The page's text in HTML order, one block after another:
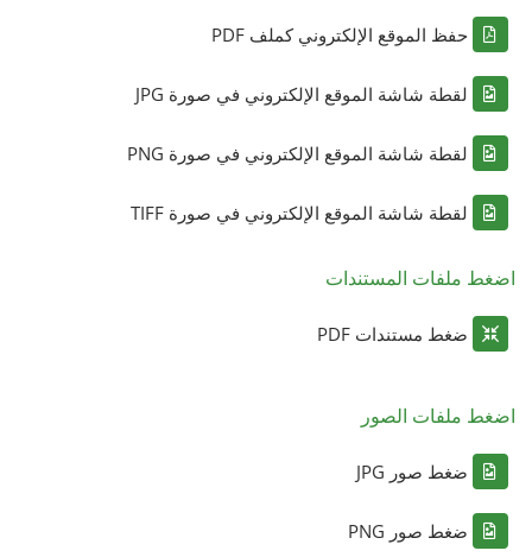
حفظ الموقع الإلكتروني كملف PDF
لقطة شاشة الموقع الإلكتروني في صورة JPG
لقطة شاشة الموقع الإلكتروني في صورة PNG
لقطة شاشة الموقع الإلكتروني في صورة TIFF
اضغط ملفات المستندات
ضغط مستندات PDF
اضغط ملفات الصور
ضغط صور JPG
ضغط صور PNG